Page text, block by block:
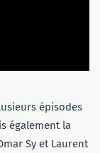
épisodes
également la
Sy et Laurent